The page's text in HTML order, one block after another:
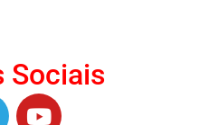
Sociais